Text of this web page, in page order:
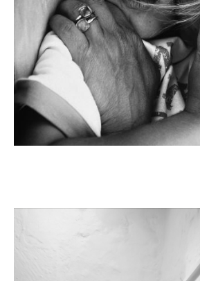
FAMILIA REPLAY